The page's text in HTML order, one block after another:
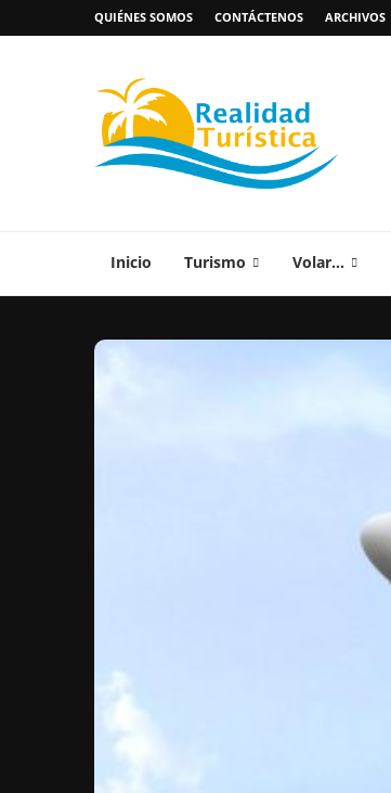
QUIÉNES SOMOS CONTÁCTENOS ARCHIVOS
Inicio Turismo Volar…